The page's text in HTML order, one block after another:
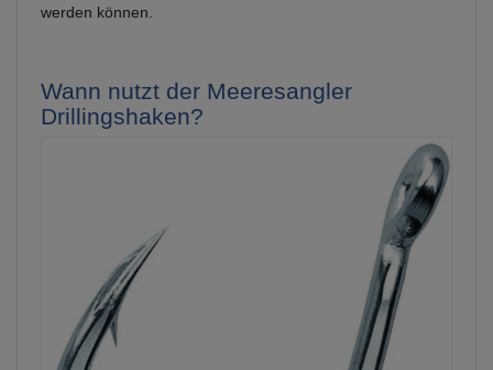
werden können.
Wann nutzt der Meeresangler
Drillingshaken?